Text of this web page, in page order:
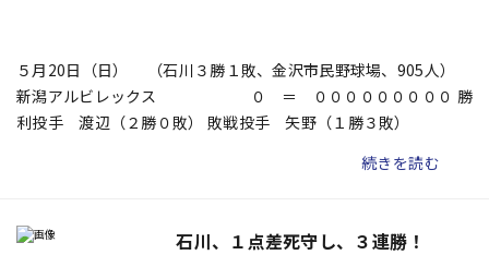
５月20日（日） （石川３勝１敗、金沢市民野球場、905人）
新潟アルビレックス ０ ＝ ０００００００００ 勝
利投手 渡辺（２勝０敗） 敗戦投手 矢野（１勝３敗）
続きを読む
石川、１点差死守し、３連勝！